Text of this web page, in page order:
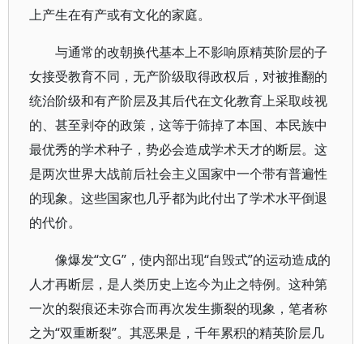
上产生在有产或有文化的家庭。
与通常的改朝换代基本上不影响原精英阶层的子
女接受教育不同，无产阶级取得政权后，对被推翻的
统治阶级和有产阶层及其后代在文化教育上采取歧视
的、甚至剥夺的政策，这等于筛掉了本国、本民族中
最优秀的学术种子，势必会造成学术天才的断层。这
是两次世界大战前后社会主义国家中一个带有普遍性
的现象。这些国家也几乎都为此付出了学术水平倒退
的代价。
像爆发“文G”，使内部出现“自毁式”的运动造成的
人才再断层，是人类历史上迄今为止之特例。这种第
一次的裂痕还未弥合而再次发生撕裂的现象，笔者称
之为“双重断裂”。其恶果是，千年累积的精英阶层几